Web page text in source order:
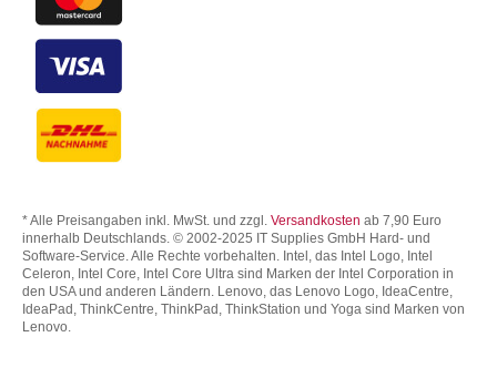
* Alle Preisangaben inkl. MwSt. und zzgl. Versandkosten ab 7,90 Euro
innerhalb Deutschlands. © 2002-2025 IT Supplies GmbH Hard- und
Software-Service. Alle Rechte vorbehalten. Intel, das Intel Logo, Intel
Celeron, Intel Core, Intel Core Ultra sind Marken der Intel Corporation in
den USA und anderen Ländern. Lenovo, das Lenovo Logo, IdeaCentre,
IdeaPad, ThinkCentre, ThinkPad, ThinkStation und Yoga sind Marken von
Lenovo.